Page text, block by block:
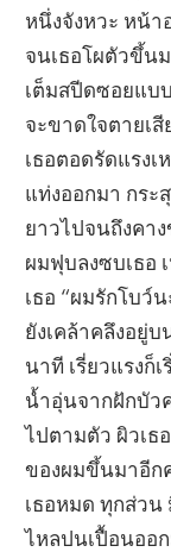
หนึ่งจังหวะ หน้า
จนเธอโผตัวขึ้น
เต็มสปีดซอยแบ
จะขาดใจตายเ
เธอตอดรัดแรง
แท่งออกมา กระ
ยาวไปจนถึงคา
ผมฟุบลงซบเธอ
เธอ “ผมรักโบว์
ยังเคล้าคลึงอยู่
นาที เรี่ยวแรงก็
น้ำอุ่นจากฝักบัว
ไปตามตัว ผิวเธ
ของผมขึ้นมาอีก
เธอหมด ทุกส่วน
ไหลปนเปื้อนออ